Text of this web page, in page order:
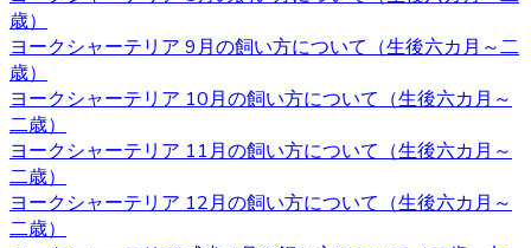
ブリーダーから子犬をお迎えする利点は、ペットショップ
とは異なりブリーダーが一匹一匹の健康状態や性格などを
きちんと把握しているというところです。また、育て方な
どで不安があるときには直接ブリーダーに確認することが
できます。子犬を飼うのであれば、お迎えはブリーダーか
らするのが一番です。ベベドールはヨークシャーテリア専
門ブリーダーをしております。ヨークシャーテリアをお迎
えの際にはベベドールにお任せください。
歳）
ヨークシャーテリア 9月の飼い方について（生後六カ月～二
歳）
ヨークシャーテリア 10月の飼い方について（生後六カ月～
二歳）
ヨークシャーテリア 11月の飼い方について（生後六カ月～
二歳）
ヨークシャーテリア 12月の飼い方について（生後六カ月～
二歳）